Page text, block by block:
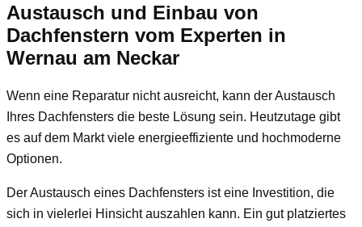
Austausch und Einbau von
Dachfenstern vom Experten in
Wernau am Neckar
Wenn eine Reparatur nicht ausreicht, kann der Austausch
Ihres Dachfensters die beste Lösung sein. Heutzutage gibt
es auf dem Markt viele energieeffiziente und hochmoderne
Optionen.
Der Austausch eines Dachfensters ist eine Investition, die
sich in vielerlei Hinsicht auszahlen kann. Ein gut platziertes